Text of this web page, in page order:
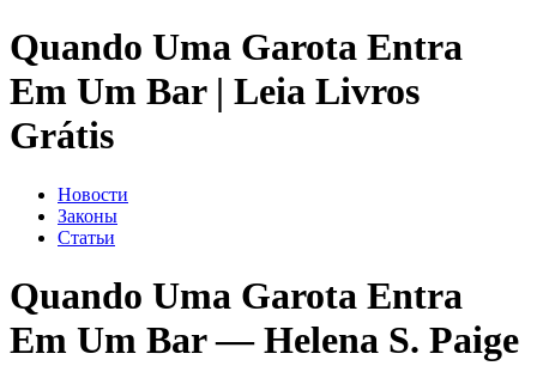
Quando Uma Garota Entra
Em Um Bar | Leia Livros
Grátis
Новости
Законы
Статьи
Quando Uma Garota Entra
Em Um Bar — Helena S. Paige